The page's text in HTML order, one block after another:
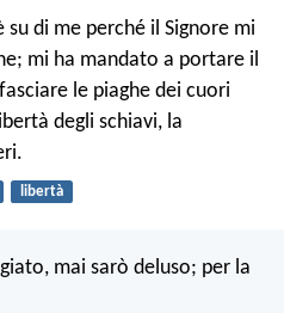
su di me perché il Signore mi
mi ha mandato a portare il
le piaghe dei cuori
degli schiavi, la
libertà
mai sarò deluso; per la